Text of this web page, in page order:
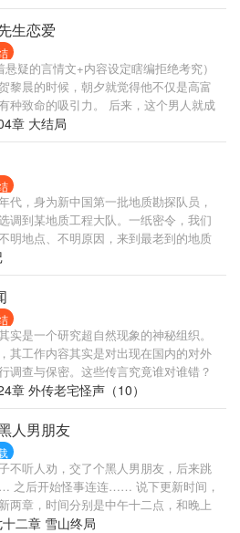
生恋爱
悬疑的言情文+内容设定瞎编拒绝考究）
黎晨的时候，朝夕就觉得他不仅是高富
种致命的吸引力。 后来，这个男人就成
。 - 活了几百年的朝夕一向觉得情情爱
，她这种干大事的大佬并不需要，但遇
，就真香定律了。 “贺先生，我能文能
我谈恋爱吗？” 朝夕眨着自己水汪汪的大
人娇羞的问到。 男人冷漠的脸上有了一
手勾住朝夕的柳腰，低头凑近她的耳边
恋着的么？”
章 大结局
代，身为新中国第一批地质勘探队员，
调到某地质工程大队。一纸密令，我们
明地点、不明原因，来到最老到的地质
确认的中蒙边境原始丛林。经过焦灼惶
要被秘密处决的阶段，我们观看了一段
的绝密《零号片》。胶片的画面让一直
教育的我们窒息：地震波……
实是一个研究超自然现象的神秘组织。
其工作内容其实是对出现在国内的对外
调查与保密。这些传言究竟谁对谁错？
道，但是直到有一次，我卷入了一场奇
并且因此成为了其中一员，我才知道，
想象到的，还要不简单……喜欢请收
友群：539770310
章 外传老宅怪声（10）
人男朋友
不听人劝，交了个黑人男朋友，后来跳
之后开始怪事连连…… 说下更新时间，
两章，时间分别是中午十二点，和晚上
二章 雪山终局